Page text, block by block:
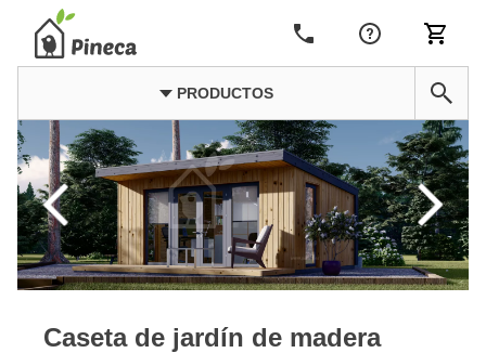
PRODUCTOS
Caseta de jardín de madera